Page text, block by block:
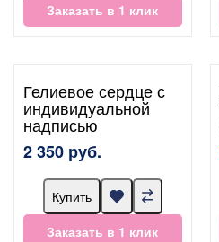
Заказать в 1 клик
Гелиевое сердце с
индивидуальной
надписью
2 350 руб.
Купить
Заказать в 1 клик